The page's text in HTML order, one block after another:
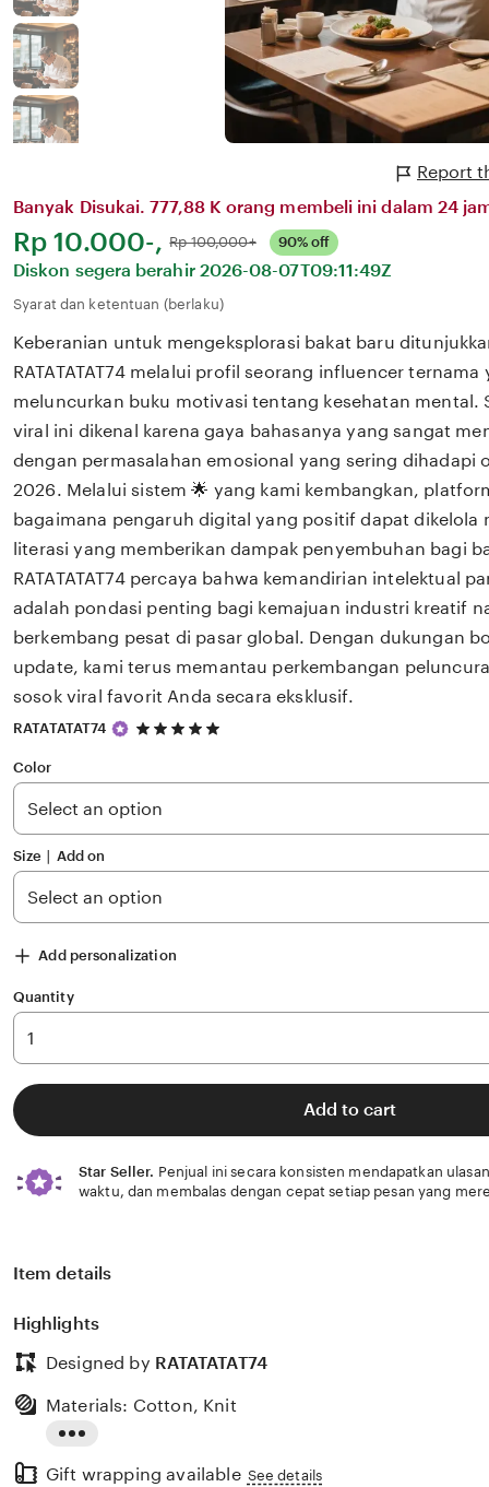
Report
Banyak Disukai. 777,88 K orang membeli ini dalam 24
Harga:
Rp 10.000-, Normal:
Rp 100,000+ 90% off
Diskon segera berahir 2026-08-07T09:11:49Z
Syarat dan ketentuan (berlaku)
Keberanian untuk mengeksplorasi bakat baru
RATATATAT74 melalui profil seorang influencer ternama
meluncurkan buku motivasi tentang kesehatan mental.
viral ini dikenal karena gaya bahasanya yang sangat
dengan permasalahan emosional yang sering dihadapi
2026. Melalui sistem 🌟 yang kami kembangkan,
bagaimana pengaruh digital yang positif dapat dikelola
literasi yang memberikan dampak penyembuhan bagi
RATATATAT74 percaya bahwa kemandirian intelektual
adalah pondasi penting bagi kemajuan industri kreatif
berkembang pesat di pasar global. Dengan dukungan
update, kami terus memantau perkembangan
sosok viral favorit Anda secara eksklusif.
RATATATAT74
5
5
stars
Color
Size ∣ Add on
Add personalization
Quantity
Add to cart
Star Seller. Penjual ini secara konsisten mendapatkan
waktu, dan membalas dengan cepat setiap pesan yang
Item details
Highlights
Designed by RATATATAT74
the
Materials: Cotton, Knit
Gift wrapping available See details